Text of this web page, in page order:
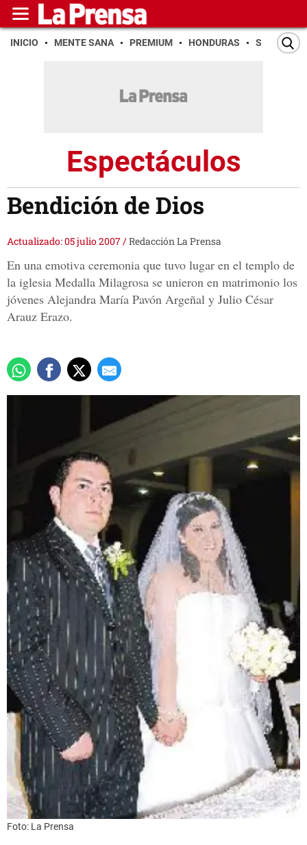
INICIO MENTE SANA PREMIUM HONDURAS SAN PEDRO
Espectáculos
Bendición de Dios
Actualizado: 05 julio 2007/Redacción La Prensa
En una emotiva ceremonia que tuvo lugar en el templo de
la iglesia Medalla Milagrosa se unieron en matrimonio los
jóvenes Alejandra María Pavón Argeñal y Julio César
Arauz Erazo.
Foto: La Prensa